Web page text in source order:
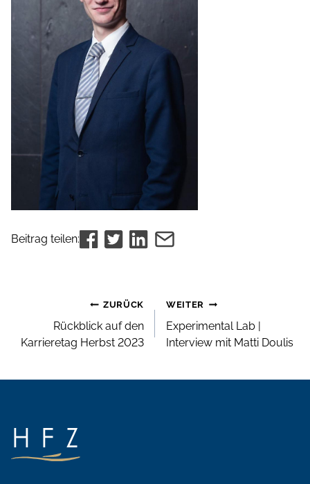
Beitrag teilen:
Beitrags-
Navigation
ZURÜCK
Rückblick auf den
Karrieretag Herbst 2023
WEITER
Experimental Lab |
Interview mit Matti Doulis